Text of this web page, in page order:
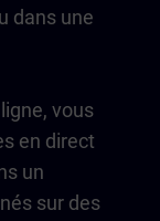
dans une
vous
en direct
un
sur des